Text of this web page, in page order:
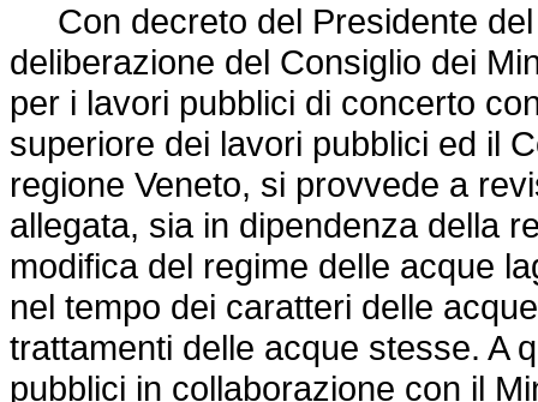
Con decreto del Presidente del
deliberazione del Consiglio dei
per i lavori pubblici di concerto
superiore dei lavori pubblici ed il
regione Veneto, si provvede a
allegata, sia in dipendenza della
modifica del regime delle acque
nel tempo dei caratteri delle
trattamenti delle acque stesse. A
pubblici in collaborazione con il